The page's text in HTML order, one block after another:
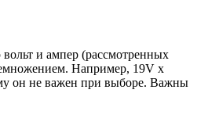
и ампер (рассмотренных
Например, 19V x
он не важен при выборе. Важны